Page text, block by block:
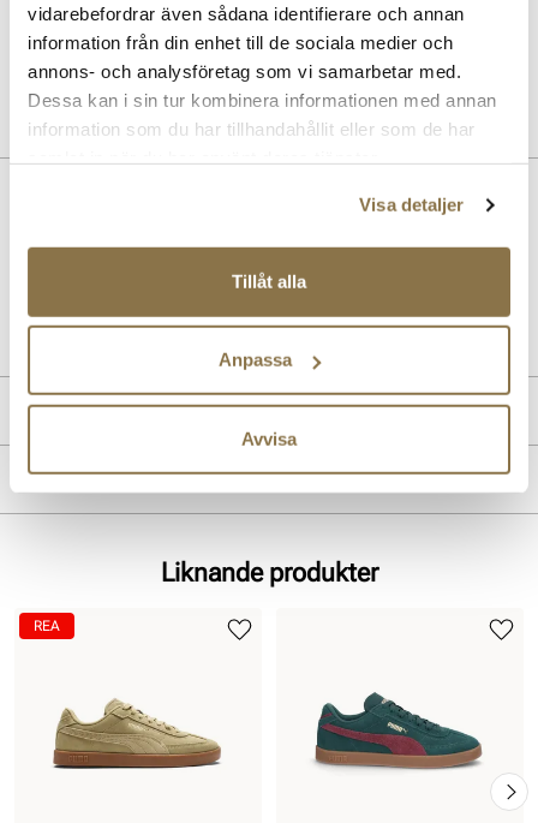
vidarebefordrar även sådana identifierare och annan
information från din enhet till de sociala medier och
annons- och analysföretag som vi samarbetar med.
Dessa kan i sin tur kombinera informationen med annan
information som du har tillhandahållit eller som de har
Visa detaljer
Tillåt alla
Anpassa
Avvisa
SOLITAIRE
Combi Care Foam skotvätt
Pris
Lev. art. nr400717
Produktdetaljer
Foder:Textil
Sula:Gummi
Märke
Liknande produkter
REA